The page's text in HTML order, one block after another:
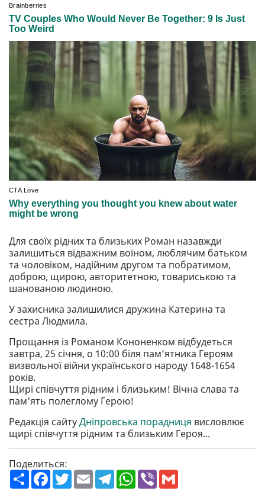
Для своїх рідних та близьких Роман назавжди
залишиться відважним воїном, люблячим батьком
та чоловіком, надійним другом та побратимом,
доброю, щирою, авторитетною, товариською та
шанованою людиною.
У захисника залишилися дружина Катерина та
сестра Людмила.
Прощання із Романом Кононенком відбудеться
завтра, 25 січня, о 10:00 біля пам’ятника Героям
визвольної війни українського народу 1648-1654
років.
Щирі співчуття рідним і близьким! Вічна слава та
пам'ять полеглому Герою!
Редакція сайтуДніпровська порадниця висловлює
щирі співчуття рідним та близьким Героя...
Поделиться:
П
о
F
a
T
w
E
m
T
e
W
h
V